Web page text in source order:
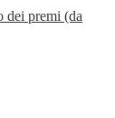
dei premi (da